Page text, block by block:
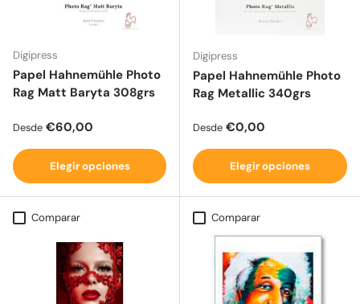
Digipress
Papel Hahnemühle Photo
Rag Matt Baryta 308grs
Precio normal
Desde €60,00
Elegir opciones
Digipress
Papel Hahnemühle Photo
Rag Metallic 340grs
Precio normal
Desde €0,00
Elegir opciones
Comparar Comparar